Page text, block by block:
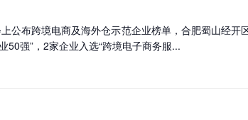
公布跨境电商及海外仓示范企业榜单，合肥蜀山经开
50强”，2家企业入选“跨境电子商务服...